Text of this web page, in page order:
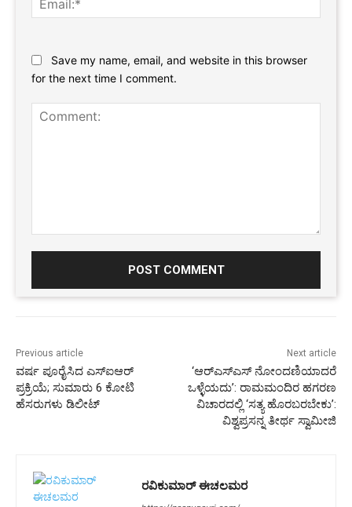
Save my name, email, and website in this browser
for the next time I comment.
Previous article
ವರ್ಷ ಪೂರೈಸಿದ ಎಸ್‌ಐಆರ್‌
ಪ್ರಕ್ರಿಯೆ; ಸುಮಾರು 6 ಕೋಟಿ
ಹೆಸರುಗಳು ಡಿಲೀಟ್
Next article
‘ಆರ್‌ಎಸ್‌ಎಸ್‌ ನೋಂದಣಿಯಾದರೆ
ಒಳ್ಳೆಯದು’: ರಾಮಮಂದಿರ ಹಗರಣ
ವಿಚಾರದಲ್ಲಿ ‘ಸತ್ಯ ಹೊರಬರಬೇಕು’:
ವಿಶ್ವಪ್ರಸನ್ನ ತೀರ್ಥ ಸ್ವಾಮೀಜಿ
ರವಿಕುಮಾರ್ ಈಚಲಮರ